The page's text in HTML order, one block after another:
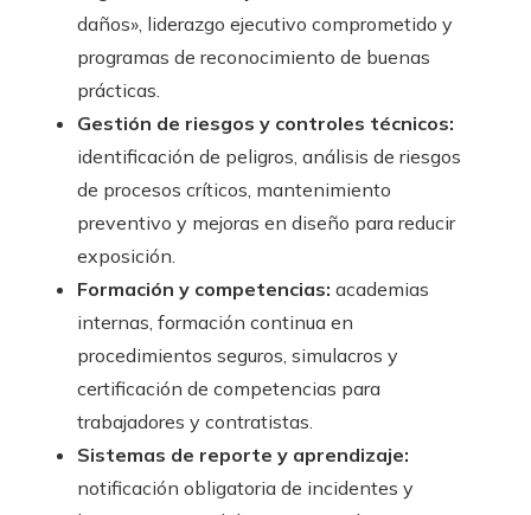
daños», liderazgo ejecutivo comprometido y
programas de reconocimiento de buenas
prácticas.
Gestión de riesgos y controles técnicos:
identificación de peligros, análisis de riesgos
de procesos críticos, mantenimiento
preventivo y mejoras en diseño para reducir
exposición.
Formación y competencias: academias
internas, formación continua en
procedimientos seguros, simulacros y
certificación de competencias para
trabajadores y contratistas.
Sistemas de reporte y aprendizaje:
notificación obligatoria de incidentes y